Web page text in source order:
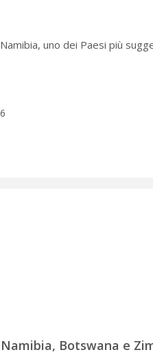
uno dei Paesi più
Botswana e